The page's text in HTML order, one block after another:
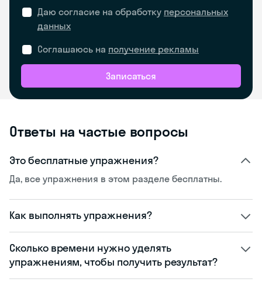
Даю согласие на обработку персональных
данных
Соглашаюсь на получение рекламы
Записаться
Ответы на частые вопросы
Это бесплатные упражнения?
Да, все упражнения в этом разделе бесплатны.
Как выполнять упражнения?
Сколько времени нужно уделять
упражнениям, чтобы получить результат?